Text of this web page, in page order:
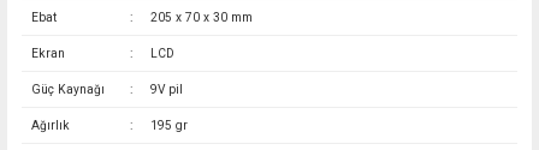
Ebat : 205 x 70 x 30 mm
Ekran : LCD
Güç Kaynağı : 9V pil
Ağırlık : 195 gr